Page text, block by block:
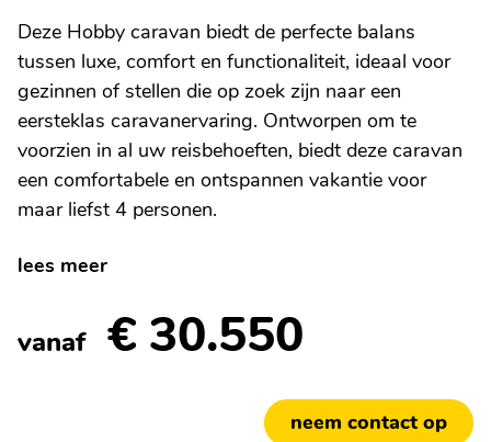
Deze Hobby caravan biedt de perfecte balans
tussen luxe, comfort en functionaliteit, ideaal voor
gezinnen of stellen die op zoek zijn naar een
eersteklas caravanervaring. Ontworpen om te
voorzien in al uw reisbehoeften, biedt deze caravan
een comfortabele en ontspannen vakantie voor
maar liefst 4 personen.
lees meer
vanaf € 30.550
neem contact op